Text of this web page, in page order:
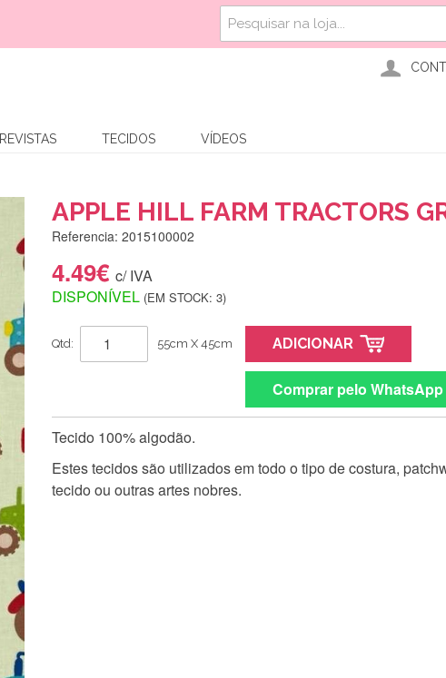
REVISTAS TECIDOS VÍDEOS
APPLE HILL FARM TRACTORS
Referencia: 2015100002
4.49€ c/ IVA
DISPONÍVEL (EM STOCK: 3)
Qtd: 55cm X 45cm ADICIONAR
Comprar pelo WhatsApp
Tecido 100% algodão.
Estes tecidos são utilizados em todo o tipo de costura,
tecido ou outras artes nobres.